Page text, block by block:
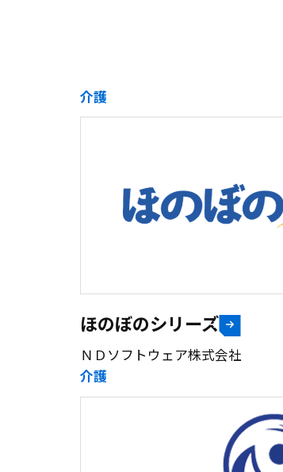
介護
ほのぼのシリーズ
ＮＤソフトウェア株式会社
介護